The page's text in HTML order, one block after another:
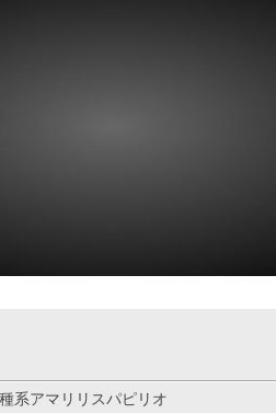
系アマリリスパピリオ